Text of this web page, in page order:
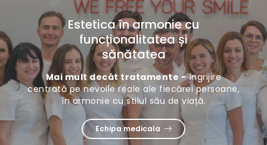
Estetica în armonie cu
funcționalitatea și
sănătatea
Mai mult decât tratamente -îngrijire
centrată pe nevoile reale ale fiecărei persoane,
în armonie cu stilul său de viață.
Echipa medicala